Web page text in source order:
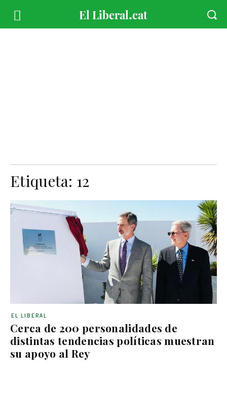
Etiqueta: 12
Cerca de 200 personalidades de
distintas tendencias políticas muestran
su apoyo al Rey
EL LIBERAL